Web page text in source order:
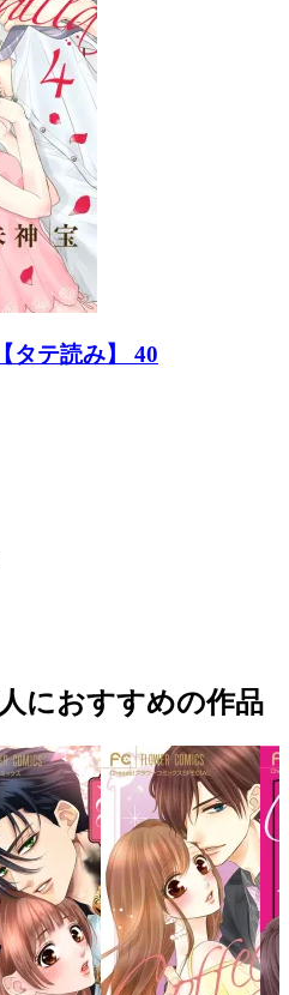
タテ読み】 40
におすすめの作品